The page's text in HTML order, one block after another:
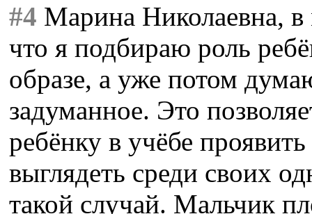
#4 Марина Николаевна, в
что я подбираю роль
образе, а уже потом
задуманное. Это
ребёнку в учёбе
выглядеть среди своих
такой случай. Мальчик